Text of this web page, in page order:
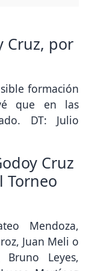
Cruz, por
formación
que en las
DT: Julio
Cruz
Torneo
Mendoza,
Juan Meli o
Bruno Leyes,